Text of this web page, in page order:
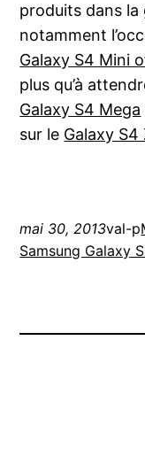
produits dans la
notamment
Galaxy S4 Mini
plus qu’à
Galaxy S4 Mega
sur le Galaxy S4
mai 30, 2013val-p
Samsung Galaxy